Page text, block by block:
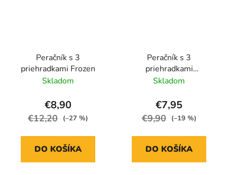
Peračník s 3
priehradkami Frozen
Skladom
€8,90
€12,20 (–27 %)
DO KOŠÍKA
Peračník s 3
priehradkami
Spiderman
Skladom
€7,95
€9,90 (–19 %)
DO KOŠÍKA